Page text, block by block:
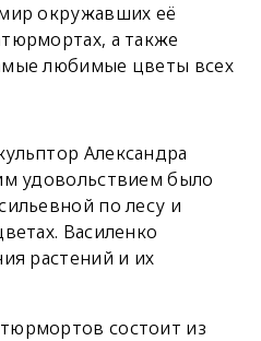
окружавших её
а также
любимые цветы всех
Александра
удовольствием было
по лесу и
Василенко
растений и их
состоит из